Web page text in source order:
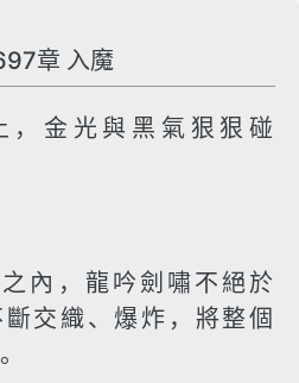
章 入魔
，金光與黑氣狠狠碰
內，龍吟劍嘯不絕於
交織、爆炸，將整個